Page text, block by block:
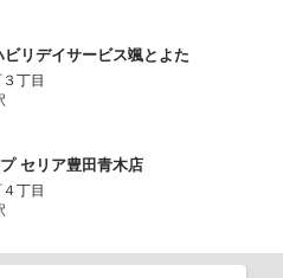
リデイサービス颯とよた
丁目
セリア豊田青木店
丁目